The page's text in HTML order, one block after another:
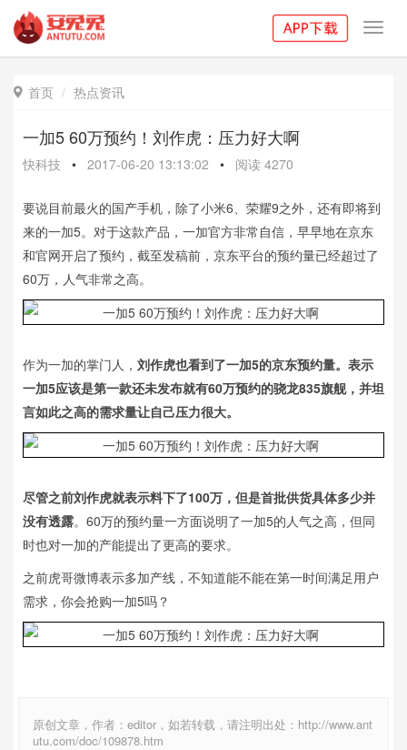
 首页 热点资讯
一加5 60万预约！刘作虎：压力好大啊
快科技 • 2017-06-20 13:13:02 • 阅读 4270
要说目前最火的国产手机，除了小米6、荣耀9之外，还有即将到
来的一加5。对于这款产品，一加官方非常自信，早早地在京东
和官网开启了预约，截至发稿前，京东平台的预约量已经超过了
60万，人气非常之高。
作为一加的掌门人， 刘作虎也看到了一加5的京东预约量。表示
一加5应该是第一款还未发布就有60万预约的骁龙835旗舰，并坦
言如此之高的需求量让自己压力很大。
尽管之前刘作虎就表示料下了100万，但是首批供货具体多少并
没有透露。60万的预约量一方面说明了一加5的人气之高，但同
时也对一加的产能提出了更高的要求。
之前虎哥微博表示多加产线，不知道能不能在第一时间满足用户
需求，你会抢购一加5吗？
原创文章，作者：editor，如若转载，请注明出处：http://www.ant
utu.com/doc/109878.htm